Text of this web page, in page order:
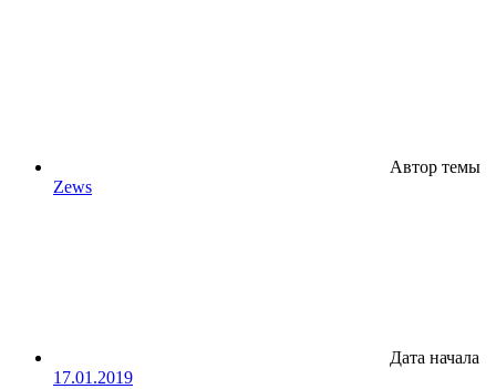
Автор темы
Zews
Дата начала
17.01.2019